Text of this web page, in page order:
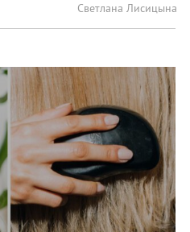
Светлана Лисицына